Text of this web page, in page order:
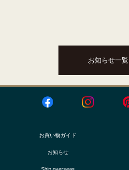
お知らせ一覧
お買い物ガイド
お知らせ